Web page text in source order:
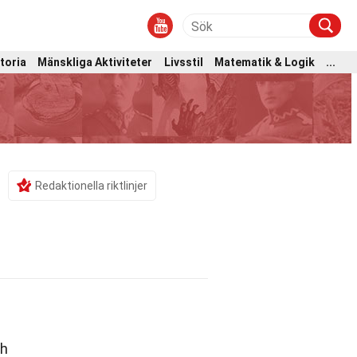
Mänskliga Aktiviteter Livsstil Matematik & Logik ...
Redaktionella riktlinjer